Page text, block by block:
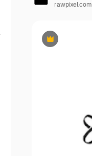
Premium
rawpixel.com